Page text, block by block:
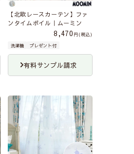
【北欧レースカーテン】ファ
ンタイムボイル｜ムーミン
8,470
税込
洗濯機
プレゼント付
有料サンプル請求